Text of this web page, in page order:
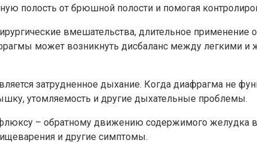
полость от брюшной полости и помогая
вмешательства, длительное применение
может возникнуть дисбаланс между легкими
затрудненное дыхание. Когда диафрагма не
утомляемость и другие дыхательные проблемы.
– обратному движению содержимого желудка
и другие симптомы.